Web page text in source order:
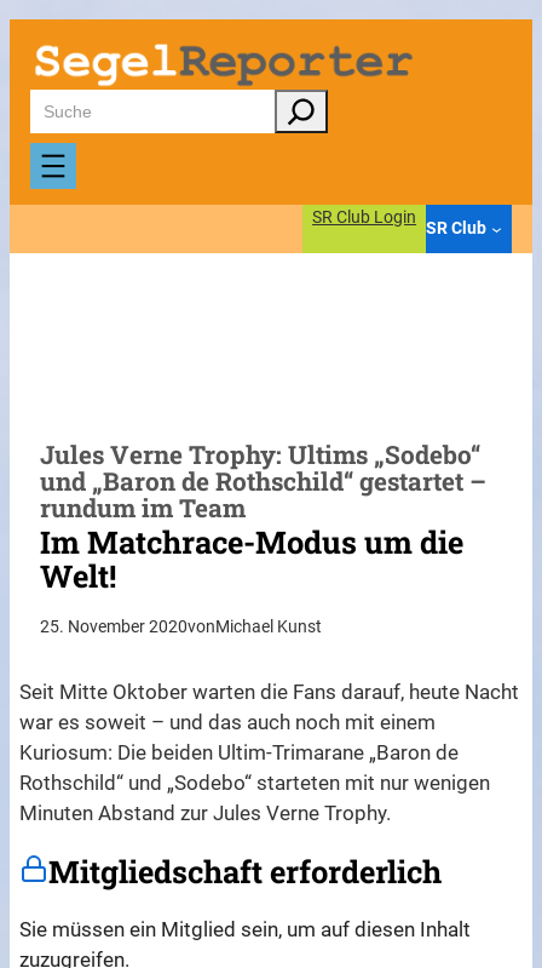
Zum
Inhalt
springen
Suchen
SR Club Login
SR Club
Jules Verne Trophy: Ultims „Sodebo“
und „Baron de Rothschild“ gestartet –
rundum im Team
Im Matchrace-Modus um die
Welt!
25. November 2020vonMichael Kunst
Seit Mitte Oktober warten die Fans darauf, heute Nacht
war es soweit – und das auch noch mit einem
Kuriosum: Die beiden Ultim-Trimarane „Baron de
Rothschild“ und „Sodebo“ starteten mit nur wenigen
Minuten Abstand zur Jules Verne Trophy.
Mitgliedschaft erforderlich
Sie müssen ein Mitglied sein, um auf diesen Inhalt
zuzugreifen.